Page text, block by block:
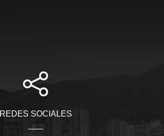
REDES SOCIALES